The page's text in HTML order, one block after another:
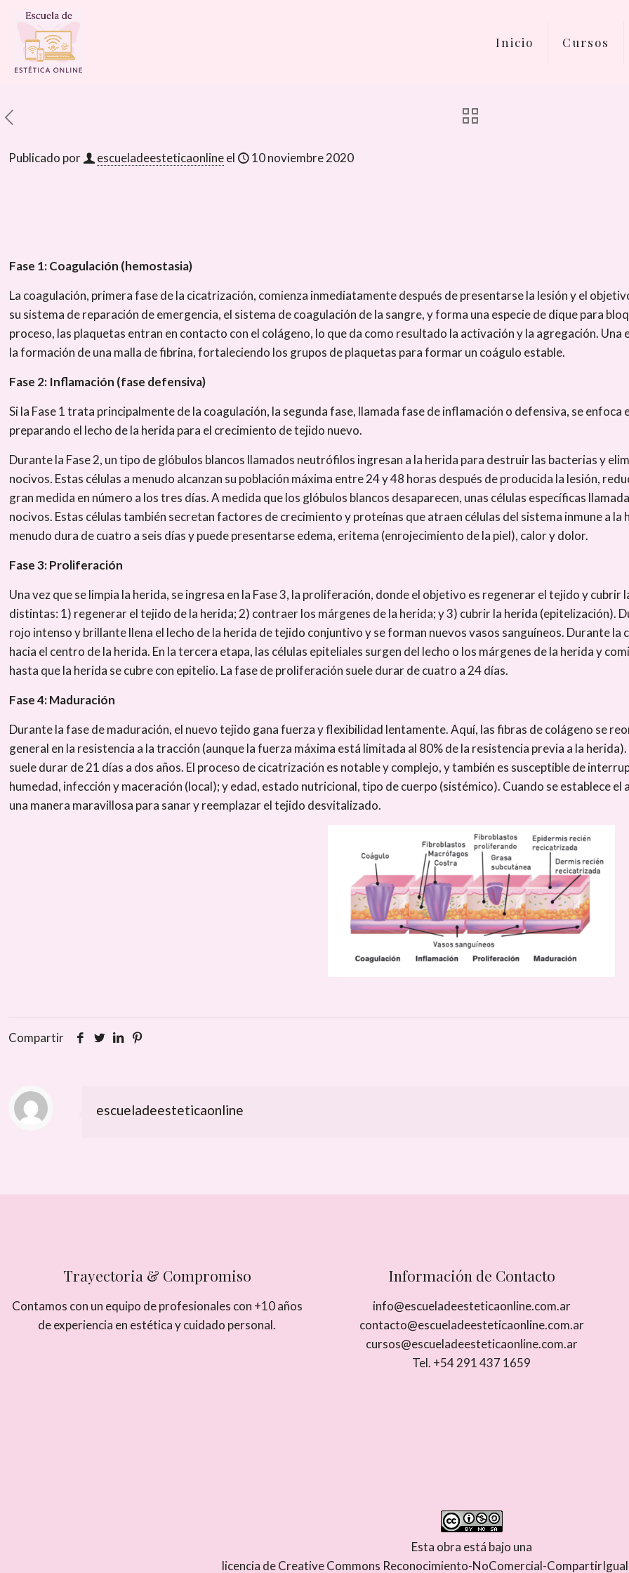
Inicio Cursos
Publicado por escueladeesteticaonlineel 10 noviembre 2020
Fase 1: Coagulación (hemostasia)
La coagulación, primera fase de la cicatrización, comienza inmediatamente después de presentarse la lesión y el
su sistema de reparación de emergencia, el sistema de coagulación de la sangre, y forma una especie de dique para
proceso, las plaquetas entran en contacto con el colágeno, lo que da como resultado la activación y la agregación. Una
la formación de una malla de fibrina, fortaleciendo los grupos de plaquetas para formar un coágulo estable.
Fase 2: Inflamación (fase defensiva)
Si la Fase 1 trata principalmente de la coagulación, la segunda fase, llamada fase de inflamación o defensiva, se
preparando el lecho de la herida para el crecimiento de tejido nuevo.
Durante la Fase 2, un tipo de glóbulos blancos llamados neutrófilos ingresan a la herida para destruir las bacterias y
nocivos. Estas células a menudo alcanzan su población máxima entre 24 y 48 horas después de producida la lesión,
gran medida en número a los tres días. A medida que los glóbulos blancos desaparecen, unas células específicas
nocivos. Estas células también secretan factores de crecimiento y proteínas que atraen células del sistema inmune a
menudo dura de cuatro a seis días y puede presentarse edema, eritema (enrojecimiento de la piel), calor y dolor.
Fase 3: Proliferación
Una vez que se limpia la herida, se ingresa en la Fase 3, la proliferación, donde el objetivo es regenerar el tejido y
distintas: 1) regenerar el tejido de la herida; 2) contraer los márgenes de la herida; y 3) cubrir la herida (epitelización).
rojo intenso y brillante llena el lecho de la herida de tejido conjuntivo y se forman nuevos vasos sanguíneos. Durante
hacia el centro de la herida. En la tercera etapa, las células epiteliales surgen del lecho o los márgenes de la herida y
hasta que la herida se cubre con epitelio. La fase de proliferación suele durar de cuatro a 24 días.
Fase 4: Maduración
Durante la fase de maduración, el nuevo tejido gana fuerza y ​​flexibilidad lentamente. Aquí, las fibras de colágeno se
general en la resistencia a la tracción (aunque la fuerza máxima está limitada al 80% de la resistencia previa a la
suele durar de 21 días a dos años. El proceso de cicatrización es notable y complejo, y también es susceptible de
humedad, infección y maceración (local); y edad, estado nutricional, tipo de cuerpo (sistémico). Cuando se establece
una manera maravillosa para sanar y reemplazar el tejido desvitalizado.
Compartir
escueladeesteticaonline
Trayectoria & Compromiso
Contamos con un equipo de profesionales con +10 años
de experiencia en estética y cuidado personal.
Información de Contacto
info@escueladeesteticaonline.com.ar
contacto@escueladeesteticaonline.com.ar
cursos@escueladeesteticaonline.com.ar
Tel. +54 291 437 1659
Esta obra está bajo una
licencia de Creative Commons Reconocimiento-NoComercial-